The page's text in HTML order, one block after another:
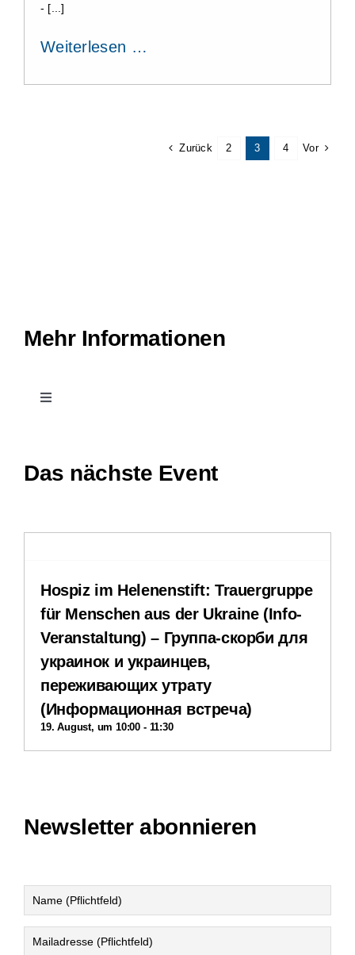
- [...]
Weiterlesen …
Zurück 2 3 4 Vor
Mehr Informationen
Toggle
Veranstaltungen
Datenschutzerklärung
Das nächste Event
Hospiz im Helenenstift: Trauergruppe
für Menschen aus der Ukraine (Info-
Veranstaltung) – Группа-скорби для
украинок и украинцев,
переживающих утрату
(Информационная встреча)
19. August, um 10:00 - 11:30
Newsletter abonnieren